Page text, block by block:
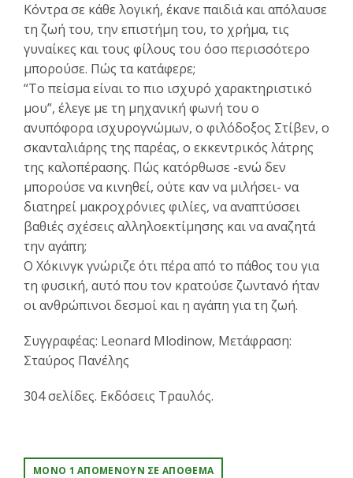
Κόντρα σε κάθε λογική, έκανε παιδιά και απόλαυσε
τη ζωή του, την επιστήμη του, το χρήμα, τις
γυναίκες και τους φίλους του όσο περισσότερο
μπορούσε. Πώς τα κατάφερε;
“Το πείσμα είναι το πιο ισχυρό χαρακτηριστικό
μου”, έλεγε με τη μηχανική φωνή του ο
ανυπόφορα ισχυρογνώμων, ο φιλόδοξος Στίβεν, ο
σκανταλιάρης της παρέας, ο εκκεντρικός λάτρης
της καλοπέρασης. Πώς κατόρθωσε -ενώ δεν
μπορούσε να κινηθεί, ούτε καν να μιλήσει- να
διατηρεί μακροχρόνιες φιλίες, να αναπτύσσει
βαθιές σχέσεις αλληλοεκτίμησης και να αναζητά
την αγάπη;
Ο Χόκινγκ γνώριζε ότι πέρα από το πάθος του για
τη φυσική, αυτό που τον κρατούσε ζωντανό ήταν
οι ανθρώπινοι δεσμοί και η αγάπη για τη ζωή.
Συγγραφέας: Leonard Mlodinow, Μετάφραση:
Σταύρος Πανέλης
304 σελίδες. Εκδόσεις Τραυλός.
ΜΌΝΟ 1 ΑΠΟΜΈΝΟΥΝ ΣΕ ΑΠΌΘΕΜΑ